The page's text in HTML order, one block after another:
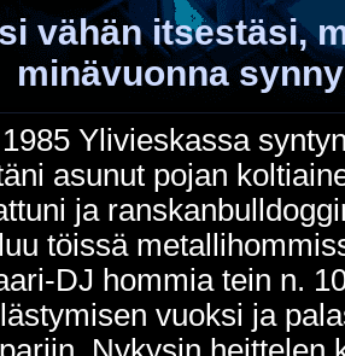
vähän itsestäsi,
minävuonna
Ylivieskassa
asunut pojan
ja
töissä
DJ hommia tein n.
vuoksi ja